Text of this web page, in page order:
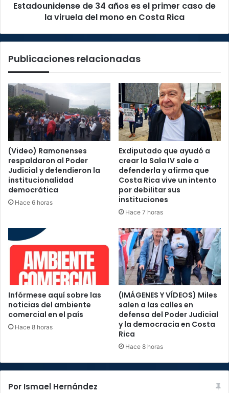
Costa
Estadounidense de 34 años es el primer caso de
la viruela del mono en Costa Rica
Publicaciones relacionadas
(Video) Ramonenses
respaldaron al Poder
Judicial y defendieron la
institucionalidad
democrática
Hace 6 horas
Exdiputado que ayudó a
crear la Sala IV sale a
defenderla y afirma que
Costa Rica vive un intento
por debilitar sus
instituciones
Hace 7 horas
Infórmese aquí sobre las
noticias del ambiente
comercial en el país
Hace 8 horas
(IMÁGENES Y VÍDEOS) Miles
salen a las calles en
defensa del Poder Judicial
y la democracia en Costa
Rica
Hace 8 horas
Por Ismael Hernández